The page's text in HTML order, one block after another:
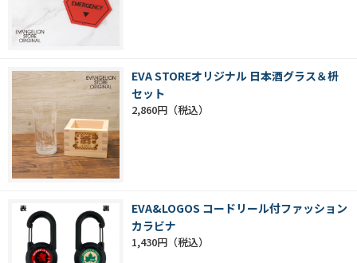
EVA STOREオリジナル 日本酒グラス＆枡
セット
2,860円
EVA&LOGOS コードリール付ファッション
カラビナ
1,430円